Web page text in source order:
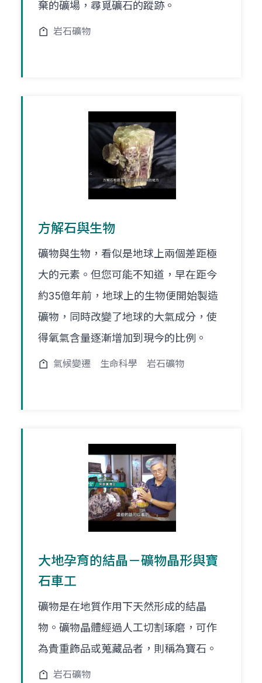
棄的礦場，尋覓礦石的蹤跡。
岩石礦物
方解石與生物
礦物與生物，看似是地球上兩個差距極
大的元素。但您可能不知道，早在距今
約35億年前，地球上的生物便開始製造
礦物，同時改變了地球的大氣成分，使
得氧氣含量逐漸增加到現今的比例。
氣候變遷 生命科學 岩石礦物
大地孕育的結晶－礦物晶形與寶
石車工
礦物是在地質作用下天然形成的結晶
物。礦物晶體經過人工切割琢磨，可作
為貴重飾品或蒐藏品者，則稱為寶石。
岩石礦物